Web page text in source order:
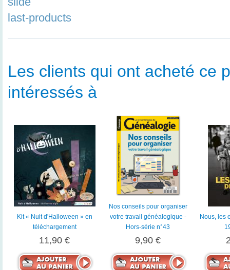
last-products
Les clients qui ont acheté ce
intéressés à
Kit « Nuit d'Halloween » en
téléchargement
11,90 €
Nos conseils pour organiser
votre travail généalogique -
Hors-série n°43
9,90 €
Nous, les